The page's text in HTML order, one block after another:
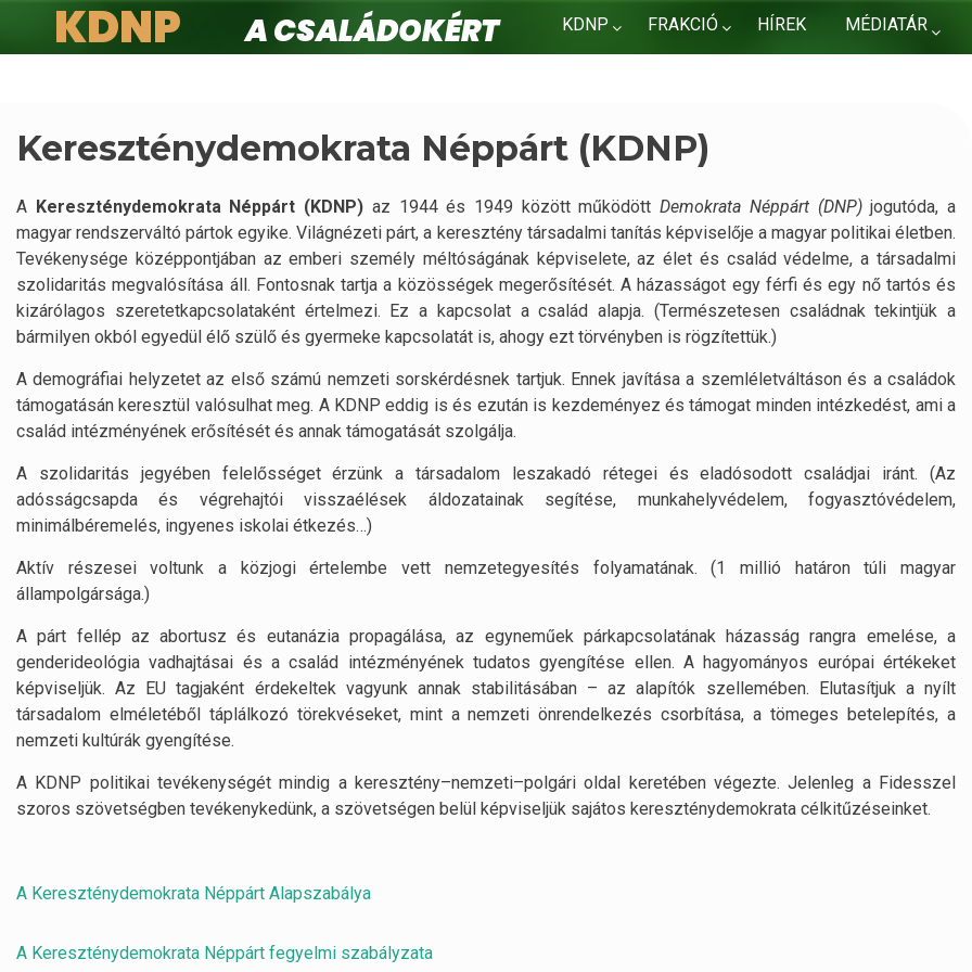
KDNP FRAKCIÓ HÍREK MÉDIATÁR
KDNP
A családokért.
Kereszténydemokrata Néppárt (KDNP)
A Kereszténydemokrata Néppárt (KDNP) az 1944 és 1949 között működöttDemokrata Néppárt (DNP)jogutóda, a
magyar rendszerváltó pártok egyike. Világnézeti párt, a keresztény társadalmi tanítás képviselője a magyar politikai életben.
Tevékenysége középpontjában az emberi személy méltóságának képviselete, az élet és család védelme, a társadalmi
szolidaritás megvalósítása áll. Fontosnak tartja a közösségek megerősítését. A házasságot egy férfi és egy nő tartós és
kizárólagos szeretetkapcsolataként értelmezi. Ez a kapcsolat a család alapja. (Természetesen családnak tekintjük a
bármilyen okból egyedül élő szülő és gyermeke kapcsolatát is, ahogy ezt törvényben is rögzítettük.)
A demográfiai helyzetet az első számú nemzeti sorskérdésnek tartjuk. Ennek javítása a szemléletváltáson és a családok
támogatásán keresztül valósulhat meg. A KDNP eddig is és ezután is kezdeményez és támogat minden intézkedést, ami a
család intézményének erősítését és annak támogatását szolgálja.
A szolidaritás jegyében felelősséget érzünk a társadalom leszakadó rétegei és eladósodott családjai iránt. (Az
adósságcsapda és végrehajtói visszaélések áldozatainak segítése, munkahelyvédelem, fogyasztóvédelem,
minimálbéremelés, ingyenes iskolai étkezés…)
Aktív részesei voltunk a közjogi értelembe vett nemzetegyesítés folyamatának. (1 millió határon túli magyar
állampolgársága.)
A párt fellép az abortusz és eutanázia propagálása, az egyneműek párkapcsolatának házasság rangra emelése, a
genderideológia vadhajtásai és a család intézményének tudatos gyengítése ellen. A hagyományos európai értékeket
képviseljük. Az EU tagjaként érdekeltek vagyunk annak stabilitásában – az alapítók szellemében. Elutasítjuk a nyílt
társadalom elméletéből táplálkozó törekvéseket, mint a nemzeti önrendelkezés csorbítása, a tömeges betelepítés, a
nemzeti kultúrák gyengítése.
A KDNP politikai tevékenységét mindig a keresztény–nemzeti–polgári oldal keretében végezte. Jelenleg a Fidesszel
szoros szövetségben tevékenykedünk, a szövetségen belül képviseljük sajátos kereszténydemokrata célkitűzéseinket.
A Kereszténydemokrata Néppárt Alapszabálya
A Kereszténydemokrata Néppárt fegyelmi szabályzata